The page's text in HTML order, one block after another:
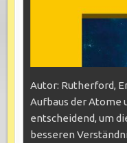
Autor: Rutherford,
Aufbaus der Atome
entscheidend, um
besseren